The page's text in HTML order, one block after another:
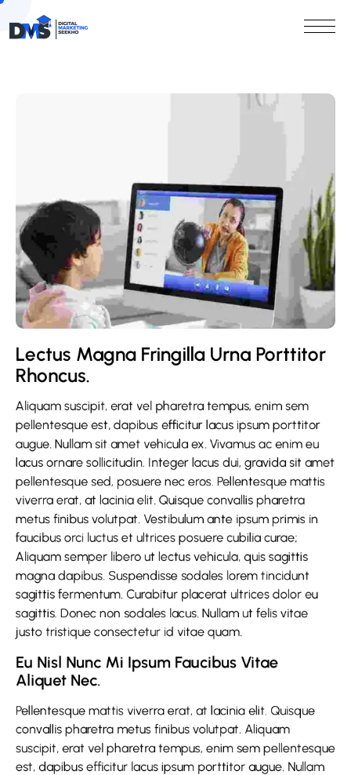
Lectus Magna Fringilla Urna Porttitor
Rhoncus.
Aliquam suscipit, erat vel pharetra tempus, enim sem
pellentesque est, dapibus efficitur lacus ipsum porttitor
augue. Nullam sit amet vehicula ex. Vivamus ac enim eu
lacus ornare sollicitudin. Integer lacus dui, gravida sit amet
pellentesque sed, posuere nec eros. Pellentesque mattis
viverra erat, at lacinia elit. Quisque convallis pharetra
metus finibus volutpat. Vestibulum ante ipsum primis in
faucibus orci luctus et ultrices posuere cubilia curae;
Aliquam semper libero ut lectus vehicula, quis sagittis
magna dapibus. Suspendisse sodales lorem tincidunt
sagittis fermentum. Curabitur placerat ultrices dolor eu
sagittis. Donec non sodales lacus. Nullam ut felis vitae
justo tristique consectetur id vitae quam.
Eu Nisl Nunc Mi Ipsum Faucibus Vitae
Aliquet Nec.
Pellentesque mattis viverra erat, at lacinia elit. Quisque
convallis pharetra metus finibus volutpat. Aliquam
suscipit, erat vel pharetra tempus, enim sem pellentesque
est, dapibus efficitur lacus ipsum porttitor augue. Nullam